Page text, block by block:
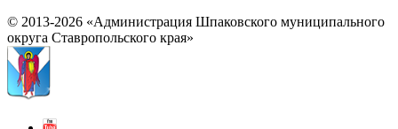
© 2013-2026 «Администрация Шпаковского муниципального
округа Ставропольского края»